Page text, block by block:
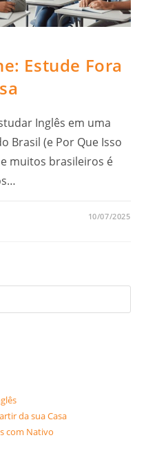
Estude Fora
Inglês em uma
Brasil (e Por Que Isso
muitos brasileiros é
10/07/2025
da sua Casa
com Nativo